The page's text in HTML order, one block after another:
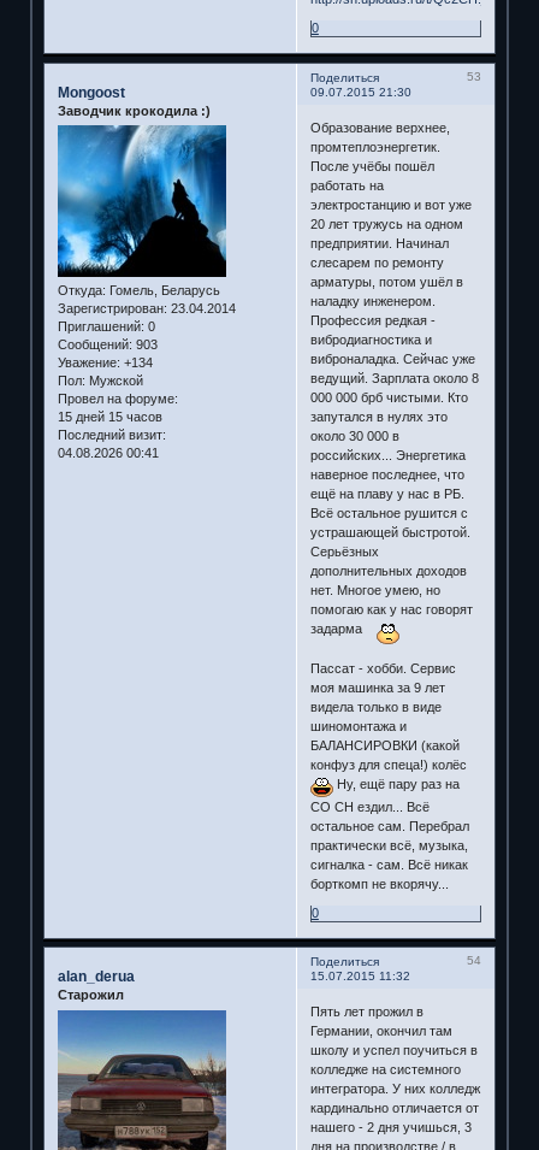
0
Поделиться
53
09.07.2015 21:30
Mongoost
Заводчик крокодила :)
Откуда: Гомель, Беларусь
Зарегистрирован: 23.04.2014
Приглашений: 0
Сообщений: 903
Уважение: +134
Пол: Мужской
Провел на форуме:
15 дней 15 часов
Последний визит:
04.08.2026 00:41
Образование верхнее,
промтеплоэнергетик.
После учёбы пошёл
работать на
электростанцию и вот уже
20 лет тружусь на одном
предприятии. Начинал
слесарем по ремонту
арматуры, потом ушёл в
наладку инженером.
Профессия редкая -
вибродиагностика и
виброналадка. Сейчас уже
ведущий. Зарплата около 8
000 000 брб чистыми. Кто
запутался в нулях это
около 30 000 в
российских... Энергетика
наверное последнее, что
ещё на плаву у нас в РБ.
Всё остальное рушится с
устрашающей быстротой.
Серьёзных
дополнительных доходов
нет. Многое умею, но
помогаю как у нас говорят
задарма
Пассат - хобби. Сервис
моя машинка за 9 лет
видела только в виде
шиномонтажа и
БАЛАНСИРОВКИ (какой
конфуз для спеца!) колёс
Ну, ещё пару раз на
СО СН ездил... Всё
остальное сам. Перебрал
практически всё, музыка,
сигналка - сам. Всё никак
борткомп не вкорячу...
0
Поделиться
54
15.07.2015 11:32
alan_derua
Старожил
Пять лет прожил в
Германии, окончил там
школу и успел поучиться в
колледже на системного
интегратора. У них колледж
кардинально отличается от
нашего - 2 дня учишься, 3
дня на производстве / в